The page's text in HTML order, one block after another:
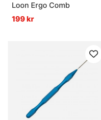
Loon Ergo Comb
199 kr